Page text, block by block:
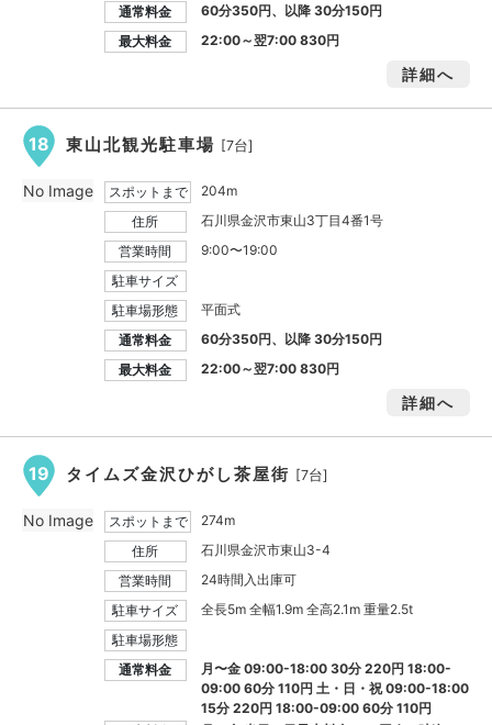
通常料金
60分350円、以降 30分150円
最大料金
22:00～翌7:00830円
詳細へ
18 東山北観光駐車場 [7台]
スポットまで
204m
住所
石川県金沢市東山3丁目4番1号
営業時間
9:00〜19:00
駐車サイズ
駐車場形態
平面式
通常料金
60分350円、以降 30分150円
最大料金
22:00～翌7:00830円
詳細へ
No Image
19 タイムズ金沢ひがし茶屋街 [7台]
スポットまで
274m
住所
石川県金沢市東山3-4
営業時間
24時間入出庫可
駐車サイズ
全長5m 全幅1.9m 全高2.1m 重量2.5t
駐車場形態
通常料金
月〜金 09:00-18:00 30分 220円 18:00-
09:00 60分 110円 土・日・祝 09:00-18:00
15分 220円 18:00-09:00 60分 110円
No Image